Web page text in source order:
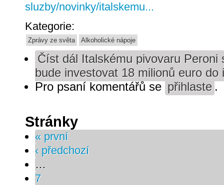
sluzby/novinky/italskemu...
Kategorie:
Zprávy ze světa Alkoholické nápoje
Číst dál Italskému pivovaru
bude investovat 18 milionů euro
Pro psaní komentářů se přihlaste .
Stránky
« první
‹ předchozí
…
7